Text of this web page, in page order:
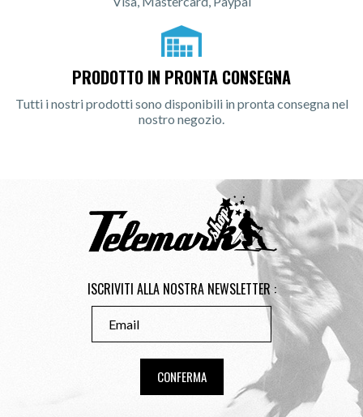
PRODOTTO IN PRONTA CONSEGNA
Tutti i nostri prodotti sono disponibili in pronta consegna nel
nostro negozio.
ISCRIVITI ALLA NOSTRA NEWSLETTER :